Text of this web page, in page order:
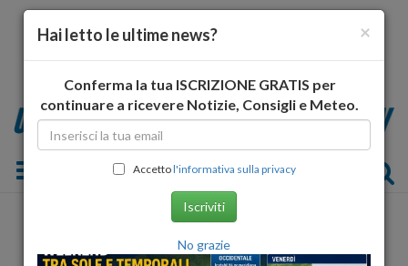
Toggle navigation
×
Hai letto le ultime news?
Conferma la tua ISCRIZIONE GRATIS per
continuare a ricevere Notizie, Consigli e Meteo.
Accettol'informativa sulla privacy
Iscriviti
No grazie